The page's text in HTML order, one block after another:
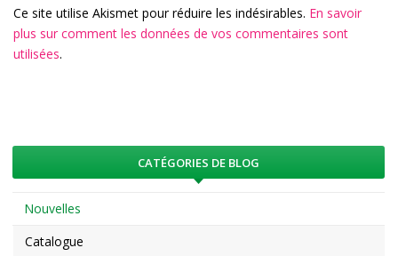
Ce site utilise Akismet pour réduire les indésirables. En savoir
plus sur comment les données de vos commentaires sont
utilisées.
CATÉGORIES DE BLOG
Nouvelles
Catalogue